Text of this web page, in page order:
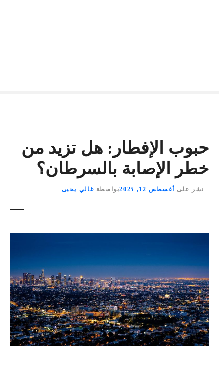
حبوب الإفطار: هل تزيد من
خطر الإصابة بالسرطان؟
نشر على أغسطس 12, 2025 بواسطة غالي يحيى